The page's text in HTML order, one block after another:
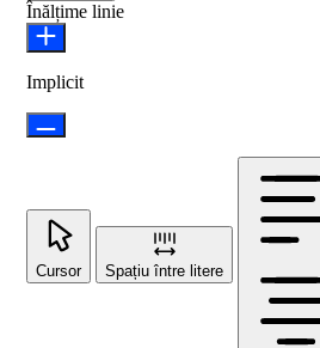
Înălțime linie
Implicit
Cursor Spațiu între litere